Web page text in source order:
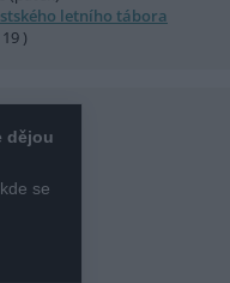
letního tábora
)